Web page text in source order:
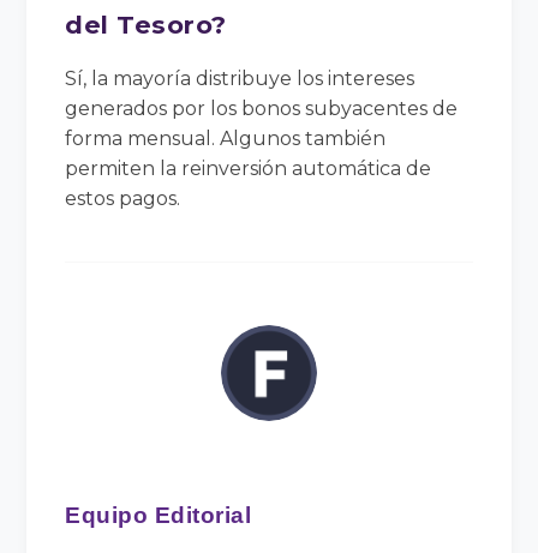
del Tesoro?
Sí, la mayoría distribuye los intereses
generados por los bonos subyacentes de
forma mensual. Algunos también
permiten la reinversión automática de
estos pagos.
Equipo Editorial